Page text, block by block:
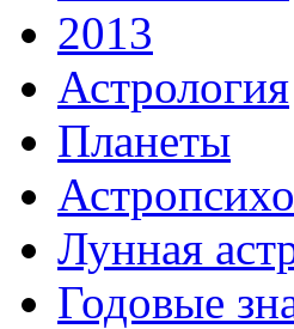
2013
Астрология
Планеты
Лунная
Годовые